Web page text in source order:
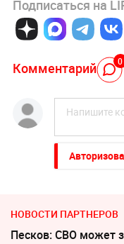
Подписаться на
Комментарий 0
НОВОСТИ ПАРТНЕРОВ
Песков: СВО может